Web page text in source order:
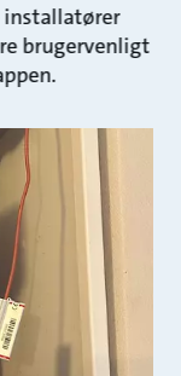
installatører
brugervenligt